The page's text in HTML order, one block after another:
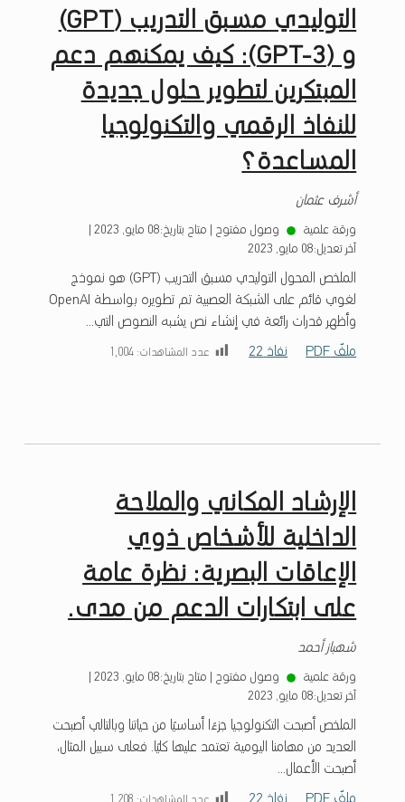
التوليدي مسبق التدريب (GPT)
و (GPT-3): كيف يمكنهم دعم
المبتكرين لتطوير حلول جديدة
للنفاذ الرقمي والتكنولوجيا
المساعدة؟
أشرف عثمان
ورقة علمية وصول مفتوح متاح بتاريخ:08 مايو, 2023
|
آخر تعديل:08 مايو, 2023
الملخص المحول التوليدي مسبق التدريب (GPT) هو نموذج
لغوي قائم على الشبكة العصبية تم تطويره بواسطة OpenAI
وأظهر قدرات رائعة في إنشاء نص يشبه النصوص التي...
ملفّ PDF نفاذ 22 عدد المشاهدات: 1٬004
الإرشاد المكاني والملاحة
الداخلية للأشخاص ذوي
الإعاقات البصرية: نظرة عامة
على ابتكارات الدعم من مدى.
شهباز أحمد
ورقة علمية وصول مفتوح متاح بتاريخ:08 مايو, 2023
|
آخر تعديل:08 مايو, 2023
الملخص أصبحت التكنولوجيا جزءًا أساسيًا من حياتنا وبالتالي أصبحت
العديد من مهامنا اليومية تعتمد عليها كليًا. فعلى سبيل المثال،
أصبحت الأعمال...
ملفّ PDF نفاذ 22 عدد المشاهدات: 1٬208